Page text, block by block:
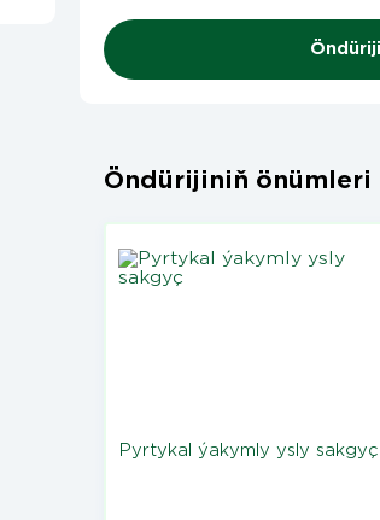
Öndürijiniň önümleri
Pyrtykal ýakymly ysly sakgyç